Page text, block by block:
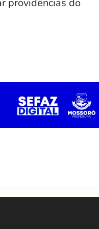
providências do